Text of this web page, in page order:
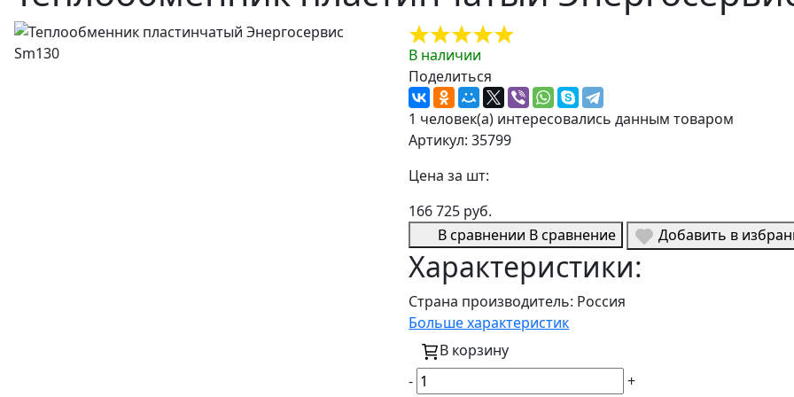
В наличии
Поделиться
1 человек(а) интересовались данным товаром
Артикул: 35799
Цена за шт:
166 725 руб.
В сравнении В сравнение Добавить в
Характеристики:
Страна производитель: Россия
Больше характеристик
В корзину
-
+